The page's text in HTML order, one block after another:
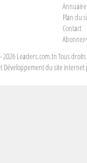
Plan du
Contact
Leaders.com.tn Tous droits
Développement du site internet